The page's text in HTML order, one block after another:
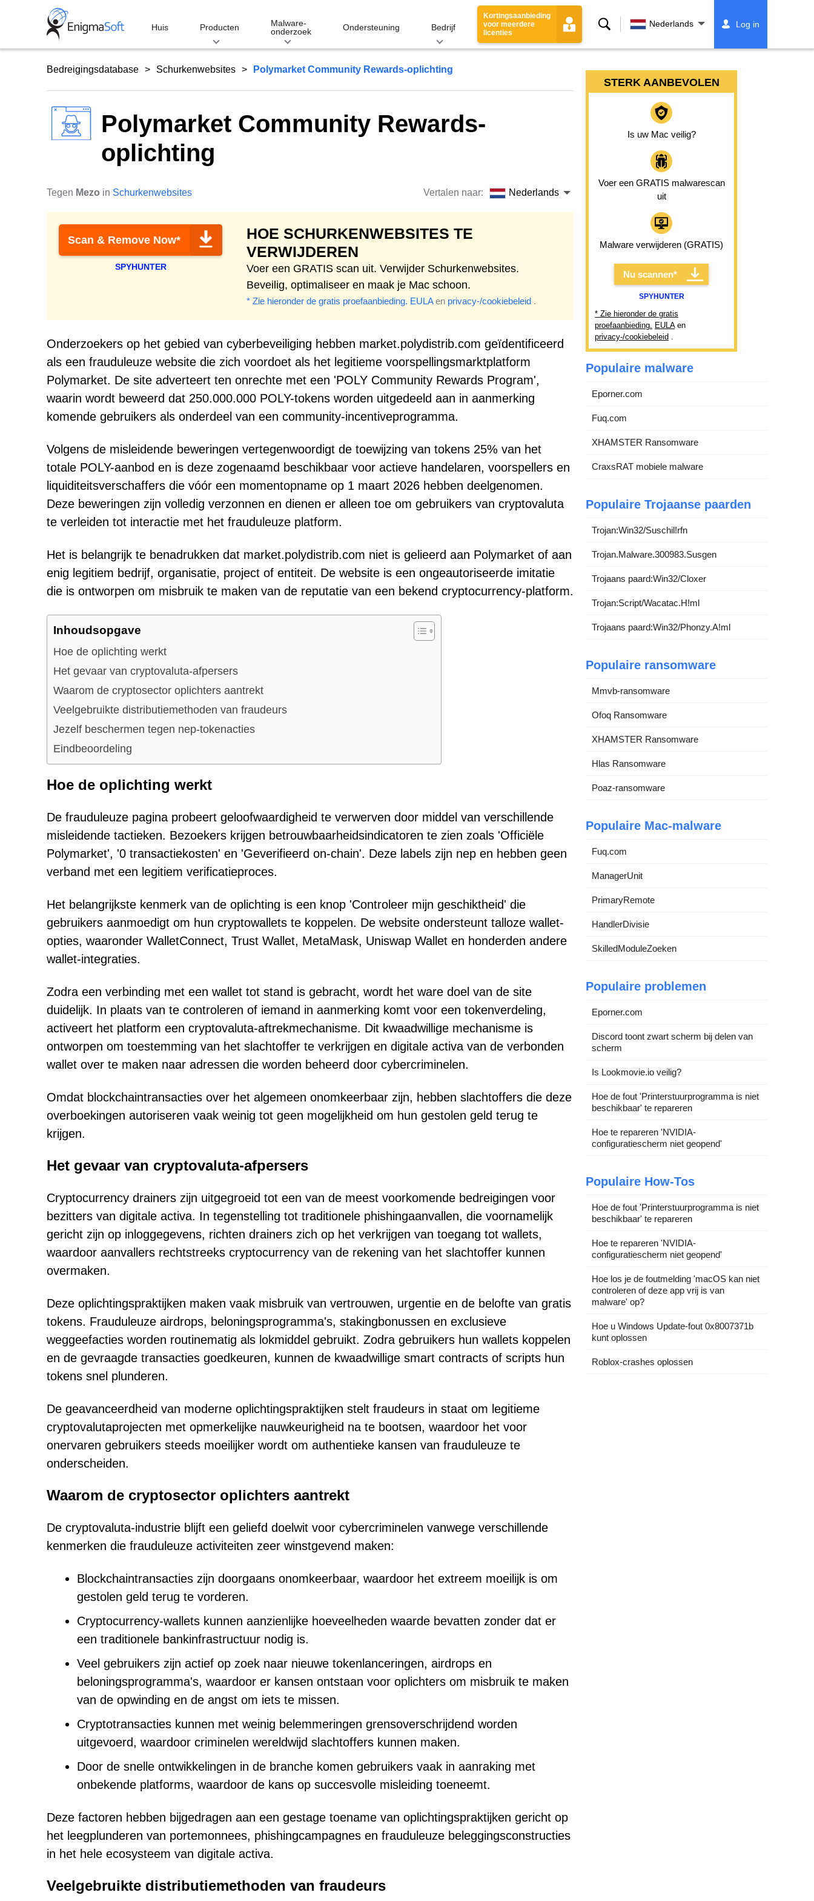
Huis Producten
Malware-
onderzoek
Ondersteuning Bedrijf
Kortingsaanbieding
voor meerdere
licenties
Zoeken Nederlands Log in
Bedreigingsdatabase Schurkenwebsites Polymarket Community Rewards-oplichting
Polymarket Community Rewards-
oplichting
Tegen Mezo in Schurkenwebsites Vertalen naar: Nederlands
Scan & Remove Now*
SPYHUNTER
HOE SCHURKENWEBSITES TE
VERWIJDEREN
Voer een GRATIS scan uit. Verwijder Schurkenwebsites.
Beveilig, optimaliseer en maak je Mac schoon.
* Zie hieronder de gratis proefaanbieding. EULAen privacy-/cookiebeleid .
Onderzoekers op het gebied van cyberbeveiliging hebben market.polydistrib.com geïdentificeerd
als een frauduleuze website die zich voordoet als het legitieme voorspellingsmarktplatform
Polymarket. De site adverteert ten onrechte met een 'POLY Community Rewards Program',
waarin wordt beweerd dat 250.000.000 POLY-tokens worden uitgedeeld aan in aanmerking
komende gebruikers als onderdeel van een community-incentiveprogramma.
Volgens de misleidende beweringen vertegenwoordigt de toewijzing van tokens 25% van het
totale POLY-aanbod en is deze zogenaamd beschikbaar voor actieve handelaren, voorspellers en
liquiditeitsverschaffers die vóór een momentopname op 1 maart 2026 hebben deelgenomen.
Deze beweringen zijn volledig verzonnen en dienen er alleen toe om gebruikers van cryptovaluta
te verleiden tot interactie met het frauduleuze platform.
Het is belangrijk te benadrukken dat market.polydistrib.com niet is gelieerd aan Polymarket of aan
enig legitiem bedrijf, organisatie, project of entiteit. De website is een ongeautoriseerde imitatie
die is ontworpen om misbruik te maken van de reputatie van een bekend cryptocurrency-platform.
Inhoudsopgave
Hoe de oplichting werkt
Het gevaar van cryptovaluta-afpersers
Waarom de cryptosector oplichters aantrekt
Veelgebruikte distributiemethoden van fraudeurs
Jezelf beschermen tegen nep-tokenacties
Eindbeoordeling
Hoe de oplichting werkt
De frauduleuze pagina probeert geloofwaardigheid te verwerven door middel van verschillende
misleidende tactieken. Bezoekers krijgen betrouwbaarheidsindicatoren te zien zoals 'Officiële
Polymarket', '0 transactiekosten' en 'Geverifieerd on-chain'. Deze labels zijn nep en hebben geen
verband met een legitiem verificatieproces.
Het belangrijkste kenmerk van de oplichting is een knop 'Controleer mijn geschiktheid' die
gebruikers aanmoedigt om hun cryptowallets te koppelen. De website ondersteunt talloze wallet-
opties, waaronder WalletConnect, Trust Wallet, MetaMask, Uniswap Wallet en honderden andere
wallet-integraties.
Zodra een verbinding met een wallet tot stand is gebracht, wordt het ware doel van de site
duidelijk. In plaats van te controleren of iemand in aanmerking komt voor een tokenverdeling,
activeert het platform een cryptovaluta-aftrekmechanisme. Dit kwaadwillige mechanisme is
ontworpen om toestemming van het slachtoffer te verkrijgen en digitale activa van de verbonden
wallet over te maken naar adressen die worden beheerd door cybercriminelen.
Omdat blockchaintransacties over het algemeen onomkeerbaar zijn, hebben slachtoffers die deze
overboekingen autoriseren vaak weinig tot geen mogelijkheid om hun gestolen geld terug te
krijgen.
Het gevaar van cryptovaluta-afpersers
Cryptocurrency drainers zijn uitgegroeid tot een van de meest voorkomende bedreigingen voor
bezitters van digitale activa. In tegenstelling tot traditionele phishingaanvallen, die voornamelijk
gericht zijn op inloggegevens, richten drainers zich op het verkrijgen van toegang tot wallets,
waardoor aanvallers rechtstreeks cryptocurrency van de rekening van het slachtoffer kunnen
overmaken.
Deze oplichtingspraktijken maken vaak misbruik van vertrouwen, urgentie en de belofte van gratis
tokens. Frauduleuze airdrops, beloningsprogramma's, stakingbonussen en exclusieve
weggeefacties worden routinematig als lokmiddel gebruikt. Zodra gebruikers hun wallets koppelen
en de gevraagde transacties goedkeuren, kunnen de kwaadwillige smart contracts of scripts hun
tokens snel plunderen.
De geavanceerdheid van moderne oplichtingspraktijken stelt fraudeurs in staat om legitieme
cryptovalutaprojecten met opmerkelijke nauwkeurigheid na te bootsen, waardoor het voor
onervaren gebruikers steeds moeilijker wordt om authentieke kansen van frauduleuze te
onderscheiden.
Waarom de cryptosector oplichters aantrekt
De cryptovaluta-industrie blijft een geliefd doelwit voor cybercriminelen vanwege verschillende
kenmerken die frauduleuze activiteiten zeer winstgevend maken:
Blockchaintransacties zijn doorgaans onomkeerbaar, waardoor het extreem moeilijk is om
gestolen geld terug te vorderen.
Cryptocurrency-wallets kunnen aanzienlijke hoeveelheden waarde bevatten zonder dat er
een traditionele bankinfrastructuur nodig is.
Veel gebruikers zijn actief op zoek naar nieuwe tokenlanceringen, airdrops en
beloningsprogramma's, waardoor er kansen ontstaan voor oplichters om misbruik te maken
van de opwinding en de angst om iets te missen.
Cryptotransacties kunnen met weinig belemmeringen grensoverschrijdend worden
uitgevoerd, waardoor criminelen wereldwijd slachtoffers kunnen maken.
Door de snelle ontwikkelingen in de branche komen gebruikers vaak in aanraking met
onbekende platforms, waardoor de kans op succesvolle misleiding toeneemt.
Deze factoren hebben bijgedragen aan een gestage toename van oplichtingspraktijken gericht op
het leegplunderen van portemonnees, phishingcampagnes en frauduleuze beleggingsconstructies
in het hele ecosysteem van digitale activa.
Veelgebruikte distributiemethoden van fraudeurs
STERK AANBEVOLEN
Is uw Mac veilig?
Voer een GRATIS malwarescan
uit
Malware verwijderen (GRATIS)
Nu scannen*
SPYHUNTER
* Zie hieronder de gratis
proefaanbieding. EULAen
privacy-/cookiebeleid .
Populaire malware
Eporner.com
Fuq.com
XHAMSTER Ransomware
CraxsRAT mobiele malware
Populaire Trojaanse paarden
Trojan:Win32/Suschil!rfn
Trojan.Malware.300983.Susgen
Trojaans paard:Win32/Cloxer
Trojan:Script/Wacatac.H!ml
Trojaans paard:Win32/Phonzy.A!ml
Populaire ransomware
Mmvb-ransomware
Ofoq Ransomware
XHAMSTER Ransomware
Hlas Ransomware
Poaz-ransomware
Populaire Mac-malware
Fuq.com
ManagerUnit
PrimaryRemote
HandlerDivisie
SkilledModuleZoeken
Populaire problemen
Eporner.com
Discord toont zwart scherm bij delen van
scherm
Is Lookmovie.io veilig?
Hoe de fout 'Printerstuurprogramma is niet
beschikbaar' te repareren
Hoe te repareren 'NVIDIA-
configuratiescherm niet geopend'
Populaire How-Tos
Hoe de fout 'Printerstuurprogramma is niet
beschikbaar' te repareren
Hoe te repareren 'NVIDIA-
configuratiescherm niet geopend'
Hoe los je de foutmelding 'macOS kan niet
controleren of deze app vrij is van
malware' op?
Hoe u Windows Update-fout 0x8007371b
kunt oplossen
Roblox-crashes oplossen